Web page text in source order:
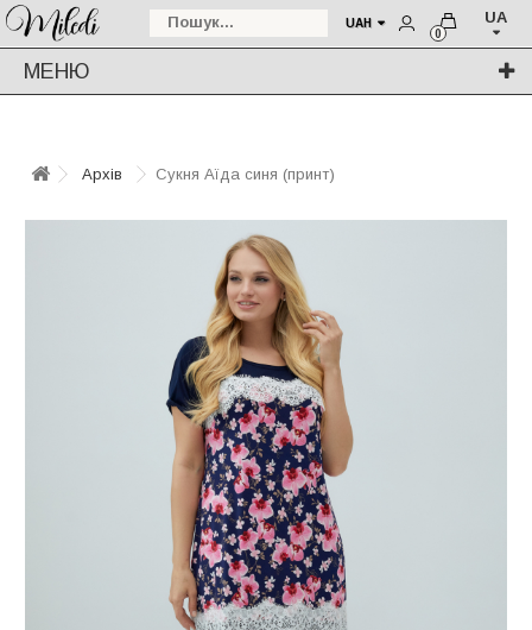
UAH UA
0
МЕНЮ
Архів Сукня Аїда синя (принт)